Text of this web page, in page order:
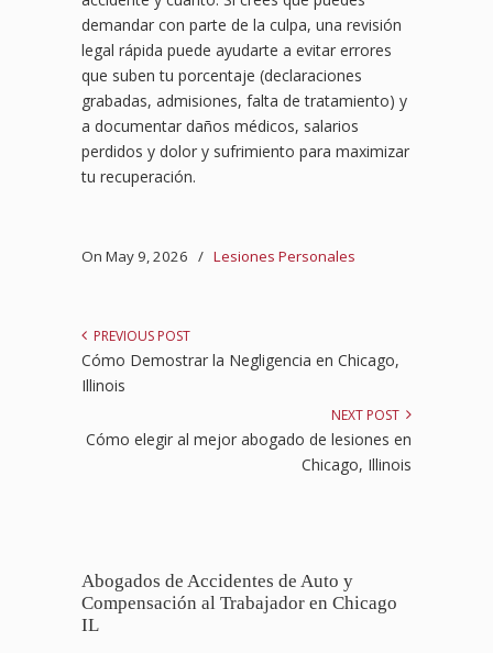
demandar con parte de la culpa, una revisión
legal rápida puede ayudarte a evitar errores
que suben tu porcentaje (declaraciones
grabadas, admisiones, falta de tratamiento) y
a documentar daños médicos, salarios
perdidos y dolor y sufrimiento para maximizar
tu recuperación.
On May 9, 2026 / Lesiones Personales
PREVIOUS POST
Cómo Demostrar la Negligencia en Chicago,
Illinois
NEXT POST
Cómo elegir al mejor abogado de lesiones en
Chicago, Illinois
Abogados de Accidentes de Auto y
Compensación al Trabajador en Chicago
IL